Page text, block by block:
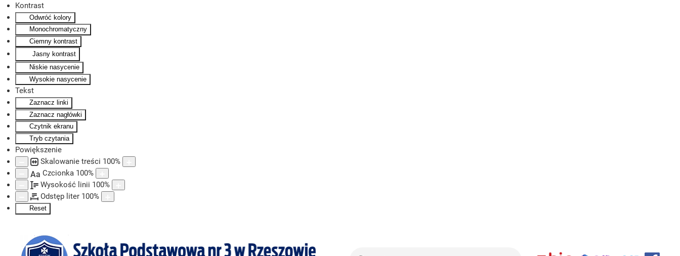
Kontrast
Odwróć kolory
Monochromatyczny
Ciemny kontrast
Jasny kontrast
Niskie nasycenie
Wysokie nasycenie
Tekst
Zaznacz linki
Zaznacz nagłówki
Czytnik ekranu
Tryb czytania
Powiększenie
Skalowanie treści 100%
Aa Czcionka 100%
Wysokość linii 100%
Odstęp liter 100%
Reset
Skip to main content